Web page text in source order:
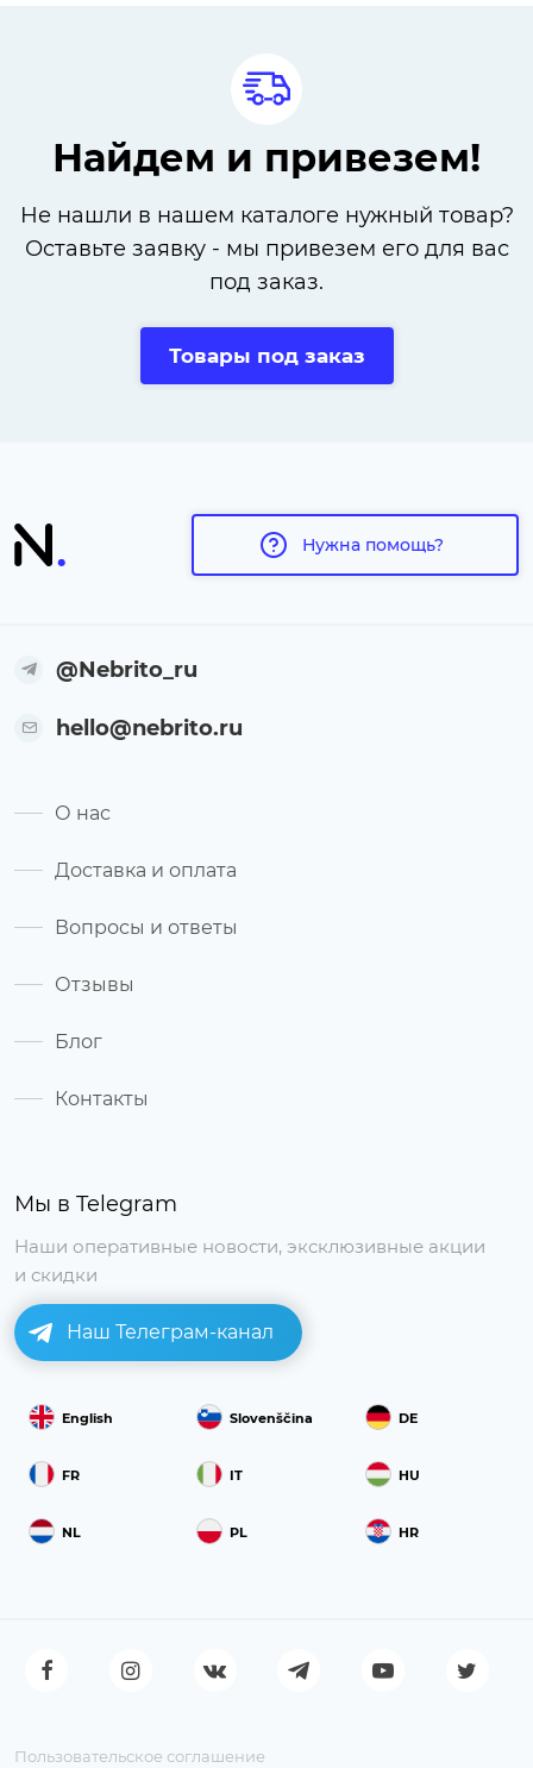
Найдем и привезем!
Не нашли в нашем каталоге нужный товар?
Оставьте заявку - мы привезем его для вас
под заказ.
Товары под заказ
Нужна помощь?
Мы в Telegram
Наши оперативные новости, эксклюзивные акции
и скидки
Наш Телеграм-канал
English Slovenščina DE
FR IT HU
NL PL HR
@Nebrito_ru
hello@nebrito.ru
О нас
Доставка и оплата
Вопросы и ответы
Отзывы
Блог
Контакты
Пользовательское соглашение